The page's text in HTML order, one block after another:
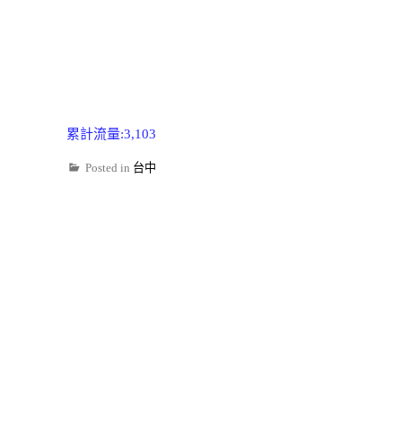
累計流量:3,103
Posted in 台中